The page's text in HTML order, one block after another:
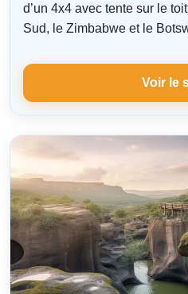
d’un 4x4 avec tente sur le
Sud, le Zimbabwe et le
Voir le